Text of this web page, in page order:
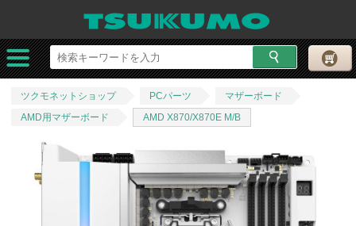
ツクモネットショップ PCパーツ
マザーボード
AMD用マザーボード
AMD X870/X870E M/B